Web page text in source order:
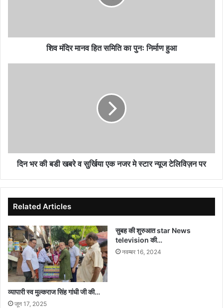
हुआ
शिव मंदिर मानव हित समिति का पुनः निर्माण हुआ
नजर
दिन भर की बडी खबरे व सुर्खिया एक नजर मे स्टार न्यूज टेलिविज़न पर
Related Articles
व्यापारी स्व मुल्कराज सिंह गांधी जी की…
जून 17, 2025
सुबह की शुरुआत star News
television की…
नवम्बर 16, 2024